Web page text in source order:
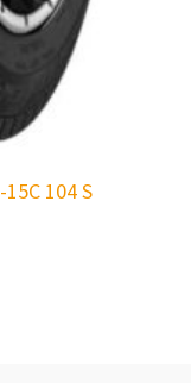
104 S